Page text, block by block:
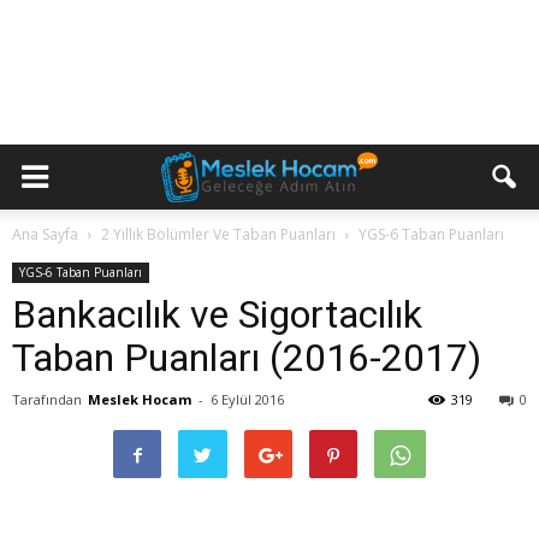
Ana Sayfa 2 Yıllık Bölümler Ve Taban Puanları YGS-6 Taban Puanları
YGS-6 Taban Puanları
Bankacılık ve Sigortacılık
Taban Puanları (2016-2017)
Tarafından Meslek Hocam - 6 Eylül 2016 0
319